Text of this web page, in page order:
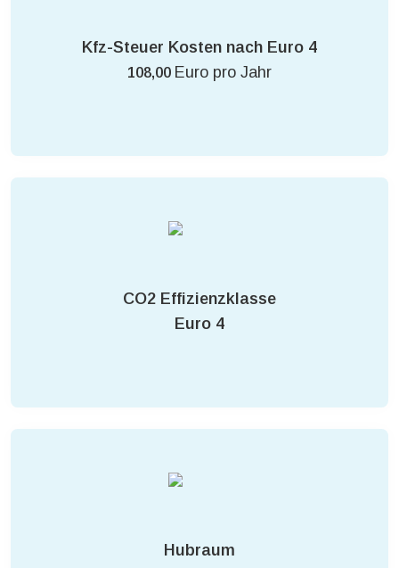
Kfz-Steuer Kosten nach Euro 4
108,00 Euro pro Jahr
CO2 Effizienzklasse
Euro 4
Hubraum